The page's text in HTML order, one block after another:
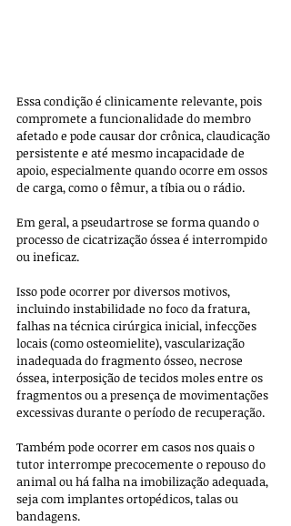
Essa condição é clinicamente relevante, pois
compromete a funcionalidade do membro
afetado e pode causar dor crônica, claudicação
persistente e até mesmo incapacidade de
apoio, especialmente quando ocorre em ossos
de carga, como o fêmur, a tíbia ou o rádio.
Em geral, a pseudartrose se forma quando o
processo de cicatrização óssea é interrompido
ou ineficaz.
Isso pode ocorrer por diversos motivos,
incluindo instabilidade no foco da fratura,
falhas na técnica cirúrgica inicial, infecções
locais (como osteomielite), vascularização
inadequada do fragmento ósseo, necrose
óssea, interposição de tecidos moles entre os
fragmentos ou a presença de movimentações
excessivas durante o período de recuperação.
Também pode ocorrer em casos nos quais o
tutor interrompe precocemente o repouso do
animal ou há falha na imobilização adequada,
seja com implantes ortopédicos, talas ou
bandagens.